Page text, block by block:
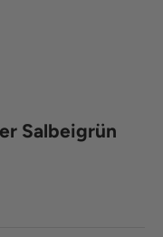
123
Element 4
Element 5
Element 6
Salbeigrün